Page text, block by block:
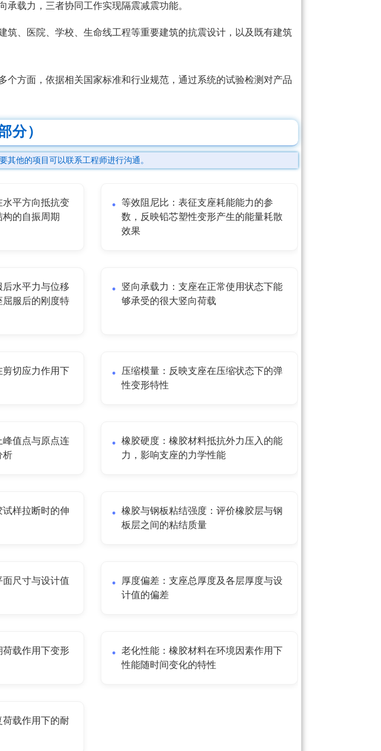
载力，三者协同工作实现隔震减震功能。
、医院、学校、生命线工程等重要建筑的抗震设计，以及既有建筑
方面，依据相关国家标准和行业规范，通过系统的试验检测对产品
分）
其他的项目可以联系工程师进行沟通。
水平方向抵抗变
的自振周期
等效阻尼比：表征支座耗能能力的参
数，反映铅芯塑性变形产生的能量耗散
效果
后水平力与位移
屈服后的刚度特
竖向承载力：支座在正常使用状态下能
够承受的很大竖向荷载
剪切应力作用下
压缩模量：反映支座在压缩状态下的弹
性变形特性
值点与原点连
析
橡胶硬度：橡胶材料抵抗外力压入的能
力，影响支座的力学性能
样拉断时的伸
橡胶与钢板粘结强度：评价橡胶层与钢
板层之间的粘结质量
尺寸与设计值
厚度偏差：支座总厚度及各层厚度与设
计值的偏差
载作用下变形
老化性能：橡胶材料在环境因素作用下
性能随时间变化的特性
载作用下的耐